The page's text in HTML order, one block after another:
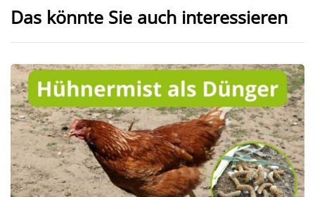
Das könnte Sie auch interessieren